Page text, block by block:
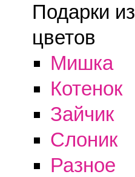
Подарки из
цветов
Мишка
Котенок
Зайчик
Слоник
Разное